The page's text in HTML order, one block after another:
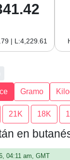
| L:4,229.61
Gramo
21K 18K
en
04:11 am, GMT